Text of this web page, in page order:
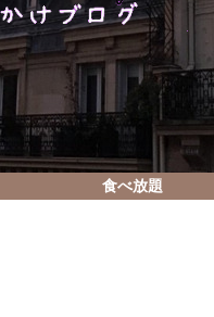
食べ放題